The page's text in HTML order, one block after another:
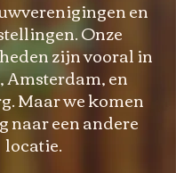
en
Onze
zijn vooral in
Amsterdam, en
Maar we komen
naar een andere
locatie.